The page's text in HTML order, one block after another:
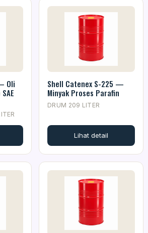
Oli
Shell Catenex S-225 —
Minyak Proses Parafin
DRUM 209 LITER
Lihat detail